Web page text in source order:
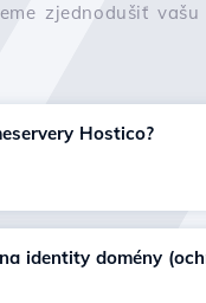
zjednodušiť vašu
Hostico?
identity domény